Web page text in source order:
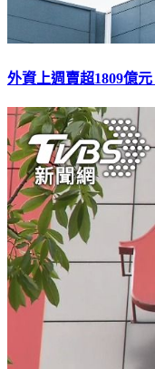
外資上週賣超1809億